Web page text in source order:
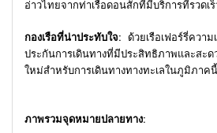
อ่าวไทยจากท่าเรือดอนสักที่มีบริการที่รวดเร็
กองเรือที่น่าประทับใจ: ด้วยเรือเฟอร์รี่ควา
ประกันการเดินทางที่มีประสิทธิภาพและสะ
ใหม่สำหรับการเดินทางทางทะเลในภูมิภาคนี้
ภาพรวมจุดหมายปลายทาง: